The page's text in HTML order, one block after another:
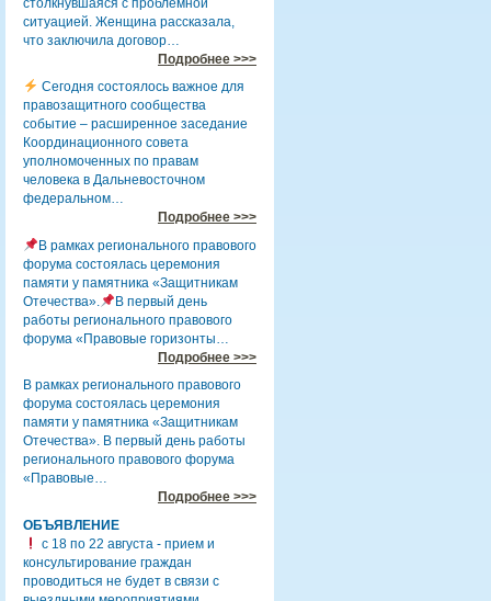
ситуацией. Женщина рассказала,
что заключила договор…
Подробнее >>>
Сегодня состоялось важное для
правозащитного сообщества
событие – расширенное заседание
Координационного совета
уполномоченных по правам
человека в Дальневосточном
федеральном…
Подробнее >>>
В рамках регионального правового
форума состоялась церемония
памяти у памятника «Защитникам
Отечества».
В первый день
работы регионального правового
форума «Правовые горизонты…
Подробнее >>>
В рамках регионального правового
форума состоялась церемония
памяти у памятника «Защитникам
Отечества». В первый день работы
регионального правового форума
«Правовые…
Подробнее >>>
ОБЪЯВЛЕНИЕ
с 18 по 22 августа - прием и
консультирование граждан
проводиться не будет в связи с